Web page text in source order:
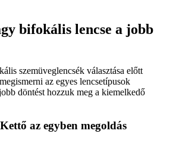
bifokális lencse a jobb
szemüveglencsék választása előtt
az egyes lencsetípusok
döntést hozzuk meg a kiemelkedő
az egyben megoldás